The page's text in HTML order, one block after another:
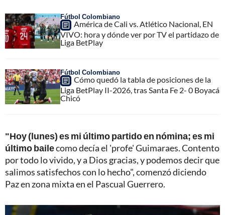
Fútbol Colombiano
América de Cali vs. Atlético Nacional, EN
VIVO: hora y dónde ver por TV el partidazo de
Liga BetPlay
Fútbol Colombiano
Cómo quedó la tabla de posiciones de la
Liga BetPlay II-2026, tras Santa Fe 2- 0 Boyacá
Chicó
"Hoy (lunes) es mi último partido en nómina; es mi
último bailecomo decía el 'profe' Guimaraes. Contento
por todo lo vivido, y a Dios gracias, y podemos decir que
salimos satisfechos con lo hecho", comenzó diciendo
Paz en zona mixta en el Pascual Guerrero.